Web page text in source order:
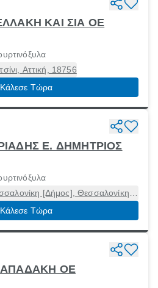
ΚΑΙ ΣΙΑ ΟΕ
Αττική, 18756
Κάλεσε Τώρα
E. ΔΗΜΗΤΡΙΟΣ
[Δήμος], Θεσσαλονίκη,
54627
Κάλεσε Τώρα
ΟΕ